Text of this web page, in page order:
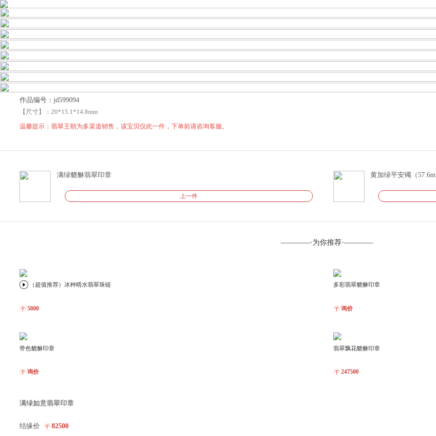
满绿如意翡翠印章
结缘价 82500
作品编号：jd599094
【尺寸】：20*15.1*14.8mm
温馨提示：翡翠王朝为多渠道销售，该宝贝仅此一件，下单前请咨询客服。
满绿貔貅翡翠印章
上一件
黄加绿平安镯（
————·为你推荐·————
（超值推荐）冰种晴水翡翠珠链
5800
多彩翡翠貔貅印章
询价
带色貔貅印章
询价
翡翠飘花貔貅印章
247500